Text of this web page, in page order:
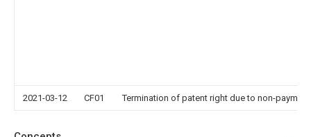
2021-03-12 CF01 Termination of patent right due to non-